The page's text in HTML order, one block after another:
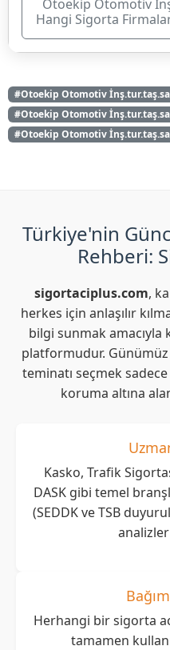
Otoekip Otomotiv
Hangi Sigorta
#Otoekip Otomotiv
#Otoekip Otomotiv
#Otoekip Otomotiv
Türkiye'nin
Rehberi:
sigortaciplus.com,
herkes için anlaşılır
bilgi sunmak amacıyla
platformudur.
teminatı seçmek
koruma altına
Kasko, Trafik
DASK gibi temel
(SEDDK ve TSB
Herhangi bir sigorta
tamamen